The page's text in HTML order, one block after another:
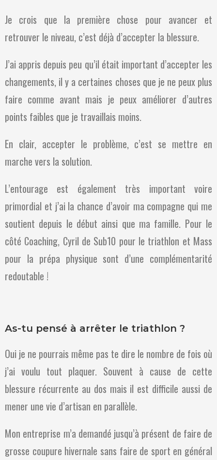
Je crois que la première chose pour avancer et
retrouver le niveau, c’est déjà d’accepter la blessure.
J’ai appris depuis peu qu’il était important d’accepter les
changements, il y a certaines choses que je ne peux plus
faire comme avant mais je peux améliorer d’autres
points faibles que je travaillais moins.
En clair, accepter le problème, c’est se mettre en
marche vers la solution.
L’entourage est également très important voire
primordial et j’ai la chance d’avoir ma compagne qui me
soutient depuis le début ainsi que ma famille. Pour le
côté Coaching, Cyril de Sub10 pour le triathlon et Mass
pour la prépa physique sont d’une complémentarité
redoutable !
As-tu pensé à arrêter le triathlon ?
Oui je ne pourrais même pas te dire le nombre de fois où
j’ai voulu tout plaquer. Souvent à cause de cette
blessure récurrente au dos mais il est difficile aussi de
mener une vie d’artisan en parallèle.
Mon entreprise m’a demandé jusqu’à présent de faire de
grosse coupure hivernale sans faire de sport en général